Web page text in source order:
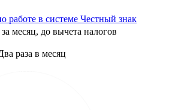
работе в системе Честный знак
за месяц, до вычета налогов
раза в месяц